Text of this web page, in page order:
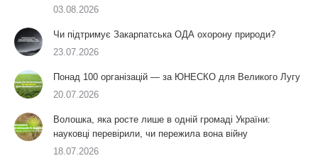
03.08.2026
Чи підтримує Закарпатська ОДА охорону природи?
23.07.2026
Понад 100 організацій — за ЮНЕСКО для Великого Лугу
20.07.2026
Волошка, яка росте лише в одній громаді України:
науковці перевірили, чи пережила вона війну
18.07.2026